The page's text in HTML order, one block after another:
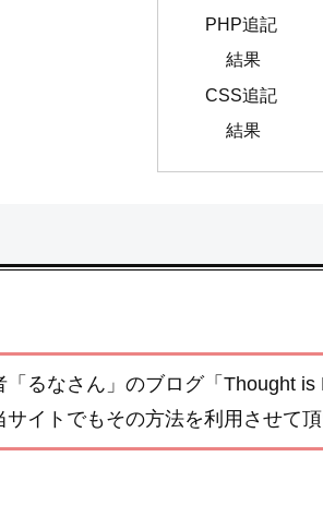
PHP追記
結果
CSS追記
結果
るなさん」のブログ「Thought
イトでもその方法を利用させて頂